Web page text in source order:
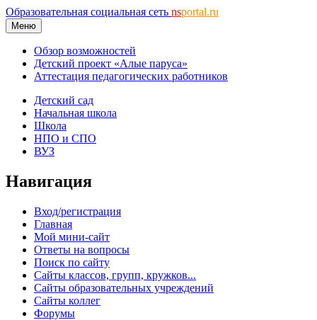
Образовательная социальная сеть nsportal.ru
Меню
Обзор возможностей
Детский проект «Алые паруса»
Аттестация педагогических работников
Детский сад
Начальная школа
Школа
НПО и СПО
ВУЗ
Навигация
Вход/регистрация
Главная
Мой мини-сайт
Ответы на вопросы
Поиск по сайту
Сайты классов, групп, кружков...
Сайты образовательных учреждений
Сайты коллег
Форумы